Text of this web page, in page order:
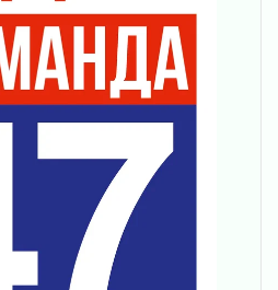
производительность
объединений
закроют на два